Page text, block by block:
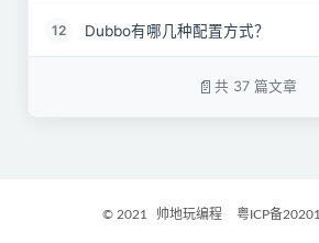
12 Dubbo有哪几种配置方式？
在 Provider 上可以配置的
Dubbo中zookeeper做注册中心，
都挂掉，发布者和订阅者之间还能
共 37 篇文章
© 2021 帅地玩编程 粤ICP备